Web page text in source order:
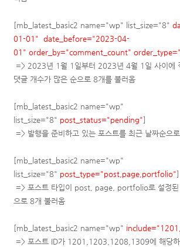
[mb_latest_basic2 name="wp" list_size="8"
01-01" date_before="2023-04-
01" order_by="comment_count"
=> 2023년 1월 1일부터 2023년 4월 1일 사이에
댓글 개수가 많은 순으로 8개를 불러옴
[mb_latest_basic2 name="wp"
list_size="8" post_status="pending"]
=> 발행을 준비하고 있는 포스트를 최근 날짜순으로
[mb_latest_basic2 name="wp"
list_size="8" post_type="post,page,portfolio"]
=> 포스트 타입이 post, page, portfolio로 설정된
으로 8개 불러옴
[mb_latest_basic2 name="wp"
=> 포스트 ID가 1201,1203,1208,1309에 해당하